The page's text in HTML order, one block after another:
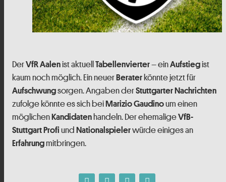
DerVfR Aalenist aktuellTabellenvierter– einAufstiegist
kaum noch möglich. Ein neuerBeraterkönnte jetzt für
Aufschwungsorgen. Angaben derStuttgarter Nachrichten
zufolge könnte es sich beiMarizio Gaudinoum einen
möglichenKandidatenhandeln. Der ehemaligeVfB-
Stuttgart Profi und Nationalspielerwürde einiges an
Erfahrungmitbringen.